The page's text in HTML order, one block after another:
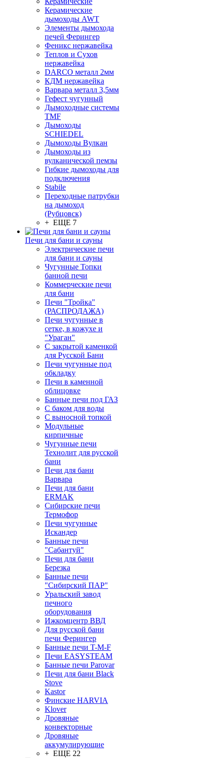
Керамические
дымоходы AWT
Элементы дымохода
печей Ферингер
Феникс нержавейка
Теплов и Сухов
нержавейка
DARCO металл 2мм
КДМ нержавейка
Варвара металл 3,5мм
Гефест чугунный
Дымоходные системы
TMF
Дымоходы
SCHIEDEL
Дымоходы Вулкан
Дымоходы из
вулканической пемзы
Гибкие дымоходы для
подключения
Stabile
Переходные патрубки
на дымоход
(Рубцовск)
+ ЕЩЕ 7
Печи для бани и сауны
Электрические печи
для бани и сауны
Чугунные Топки
банной печи
Коммерческие печи
для бани
Печи "Тройка"
(РАСПРОДАЖА)
Печи чугунные в
сетке, в кожухе и
"Ураган"
С закрытой каменкой
для Русской Бани
Печи чугунные под
обкладку
Печи в каменной
облицовке
Банные печи под ГАЗ
С баком для воды
С выносной топкой
Модульные
кирпичные
Чугунные печи
Технолит для русской
бани
Печи для бани
Варвара
Печи для бани
ERMAK
Сибирские печи
Термофор
Печи чугунные
Искандер
Банные печи
"Сабантуй"
Печи для бани
Березка
Банные печи
"Сибирский ПАР"
Уральский завод
печного
оборудования
Ижкомцентр ВВД
Для русской бани
печи Ферингер
Банные печи T-M-F
Печи EASYSTEAM
Банные печи Parovar
Печи для бани Black
Stove
Kastor
Финские HARVIA
Klover
Дровяные
конвекторные
Дровяные
аккумулирующие
+ ЕЩЕ 22